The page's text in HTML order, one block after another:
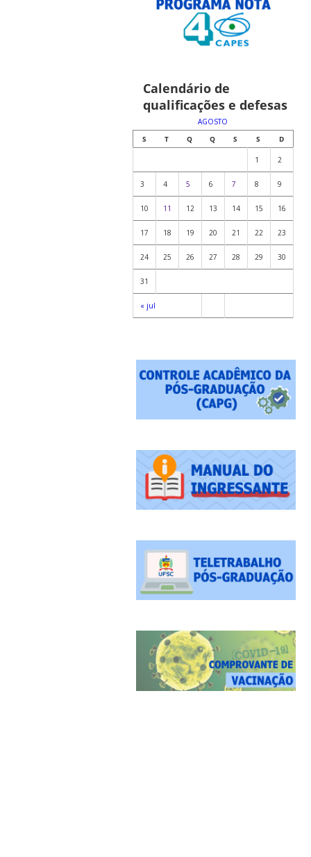
Calendário de
qualificações e defesas
AGOSTO
S
T Q Q S S D
« jul
1 2
3 4 5 6 7 8 9
10 11 12 13 14 15 16
17 18 19 20 21 22 23
24 25 26 27 28 29 30
31